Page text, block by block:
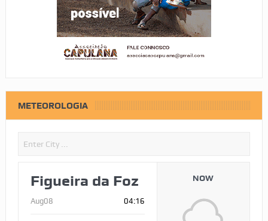
METEOROLOGIA
Figueira da Foz
Aug08 04:16
NOW